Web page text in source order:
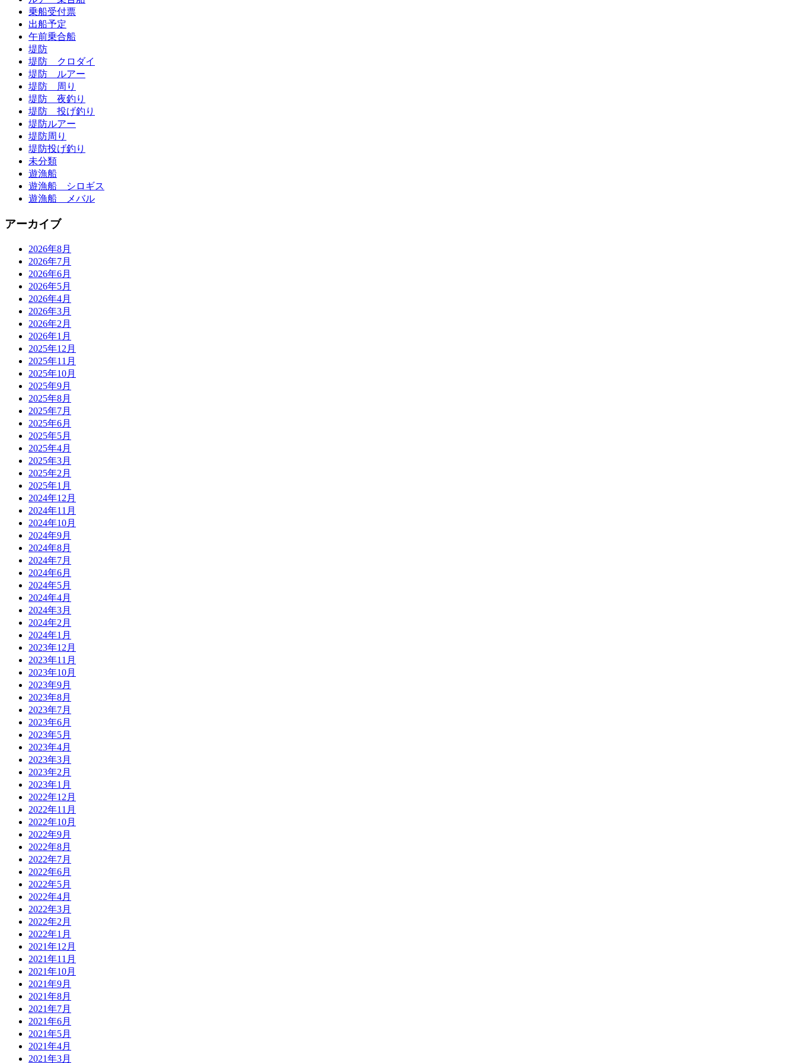
乗船受付票
出船予定
午前乗合船
堤防
堤防 クロダイ
堤防 ルアー
堤防 周り
堤防 夜釣り
堤防 投げ釣り
堤防ルアー
堤防周り
堤防投げ釣り
未分類
遊漁船
遊漁船 シロギス
遊漁船 メバル
アーカイブ
2026年8月
2026年7月
2026年6月
2026年5月
2026年4月
2026年3月
2026年2月
2026年1月
2025年12月
2025年11月
2025年10月
2025年9月
2025年8月
2025年7月
2025年6月
2025年5月
2025年4月
2025年3月
2025年2月
2025年1月
2024年12月
2024年11月
2024年10月
2024年9月
2024年8月
2024年7月
2024年6月
2024年5月
2024年4月
2024年3月
2024年2月
2024年1月
2023年12月
2023年11月
2023年10月
2023年9月
2023年8月
2023年7月
2023年6月
2023年5月
2023年4月
2023年3月
2023年2月
2023年1月
2022年12月
2022年11月
2022年10月
2022年9月
2022年8月
2022年7月
2022年6月
2022年5月
2022年4月
2022年3月
2022年2月
2022年1月
2021年12月
2021年11月
2021年10月
2021年9月
2021年8月
2021年7月
2021年6月
2021年5月
2021年4月
2021年3月